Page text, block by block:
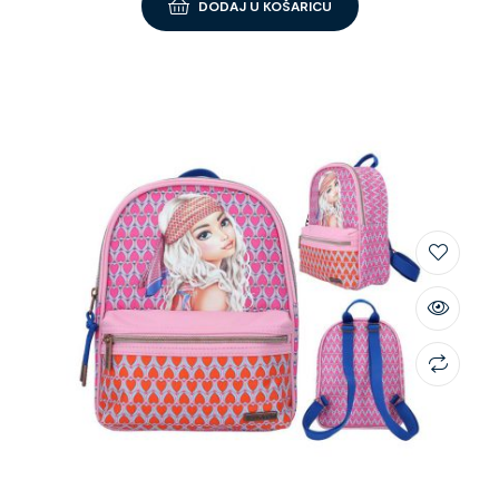
DODAJ U KOŠARICU